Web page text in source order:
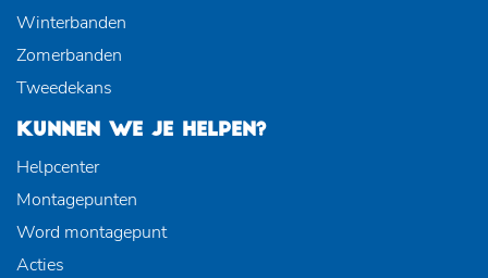
Winterbanden
Zomerbanden
Tweedekans
KUNNEN WE JE HELPEN?
Helpcenter
Montagepunten
Word montagepunt
Acties